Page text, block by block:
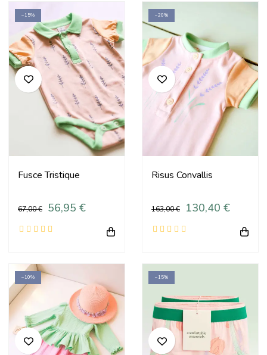
−15%
Fusce Tristique
67,00 € 56,95 €
−20%
Risus Convallis
163,00 € 130,40 €
−10% −15%